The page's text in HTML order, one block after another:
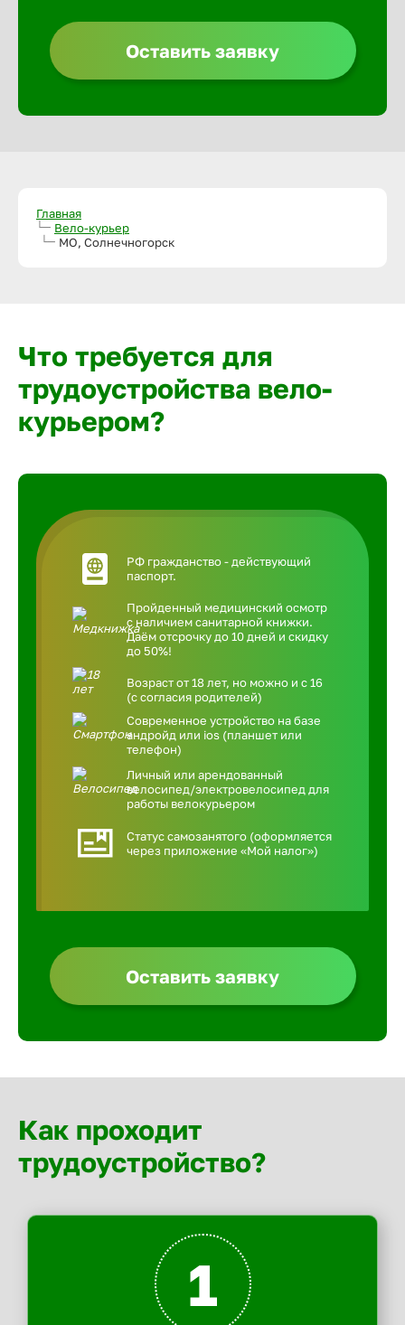
Оставить заявку
Главная
Вело-курьер
МО, Солнечногорск
Что требуется для
трудоустройства вело-
курьером?
РФ гражданство - действующий
паспорт.
Пройденный медицинский осмотр
с наличием санитарной книжки.
Даём отсрочку до 10 дней и скидку
до 50%!
Возраст от 18 лет, но можно и с 16
(с согласия родителей)
Современное устройство на базе
андройд или ios (планшет или
телефон)
Личный или арендованный
велосипед/электровелосипед для
работы велокурьером
Статус самозанятого (оформляется
через приложение «Мой налог»)
Оставить заявку
Как проходит
трудоустройство?
1